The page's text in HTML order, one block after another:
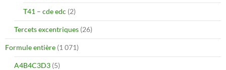
T41 – cde edc (2)
Tercets excentriques (26)
Formule entière (1 071)
A4B4C3D3 (5)